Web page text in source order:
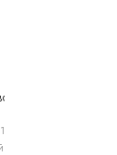
Я
шт
№1